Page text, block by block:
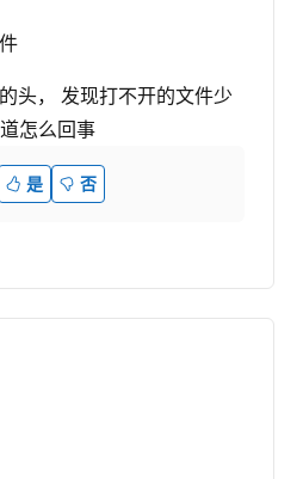
头， 发现打不开的文件少
怎么回事
是 否